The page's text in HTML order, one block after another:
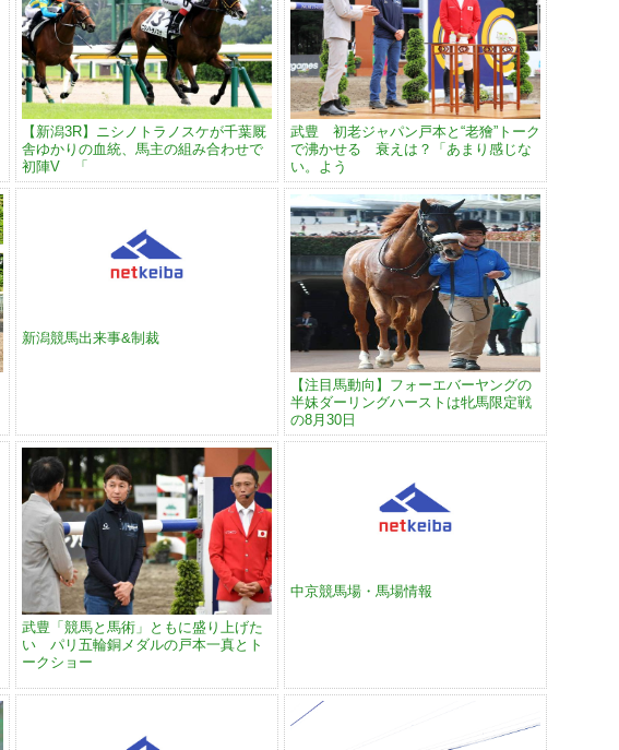
【新潟3R】ニシノトラノスケが千葉厩
舎ゆかりの血統、馬主の組み合わせで
初陣V 「
武豊 初老ジャパン戸本と“老獪”トーク
で沸かせる 衰えは？「あまり感じな
い。よう
新潟競馬出来事&制裁
【注目馬動向】フォーエバーヤングの
半妹ダーリングハーストは牝馬限定戦
の8月30日
武豊「競馬と馬術」ともに盛り上げた
い パリ五輪銅メダルの戸本一真とト
ークショー
中京競馬場・馬場情報